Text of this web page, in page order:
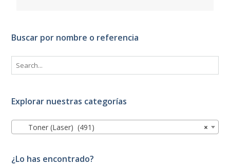
Buscar por nombre o referencia
Explorar nuestras categorías
×
Toner (Laser) (491)
¿Lo has encontrado?